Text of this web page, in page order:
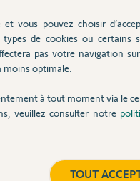
1réponse
vous pouvez choisir
de cookies ou certains
pas votre navigation
optimale.
à tout moment via le
veuillez consulter notre
TOUT